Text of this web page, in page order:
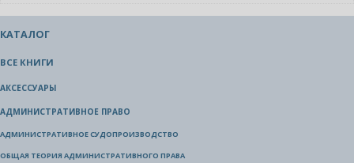
КАТАЛОГ
ВСЕ КНИГИ
АКСЕССУАРЫ
АДМИНИСТРАТИВНОЕ ПРАВО
АДМИНИСТРАТИВНОЕ СУДОПРОИЗВОДСТВО
ОБЩАЯ ТЕОРИЯ АДМИНИСТРАТИВНОГО ПРАВА